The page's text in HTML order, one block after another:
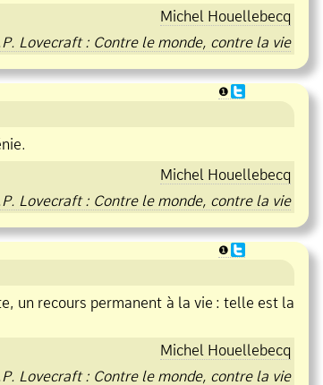
Michel Houellebecq
Lovecraft : Contre le monde, contre la vie
❶
Michel Houellebecq
Lovecraft : Contre le monde, contre la vie
❶
un recours permanent à la vie : telle est la
Michel Houellebecq
Lovecraft : Contre le monde, contre la vie